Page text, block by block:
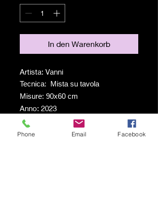
In den Warenkorb
Artista: Vanni
Tecnica: Mista su tavola
Misure: 90x60 cm
Anno: 2023
Phone Email Facebook